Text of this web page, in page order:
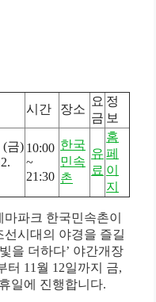
시간 장소
요
금
정
보
(금) 10:00
~
21:30
한국
민속
촌
유
료
홈
페
이
지
파크 한국민속촌이
선시대의 야경을 즐길
을 더하다’ 야간개장
터 11월 12일까지 금,
일에 진행합니다.